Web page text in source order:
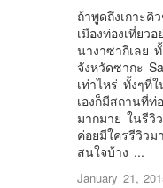
ถ้าพูดถึงเกาะคิ
เมืองท่องเที่ยว
นางาซากิเลย
จังหวัดซากะ
เท่าไหร่ ทั้งๆที่
เองก็มีสถานที่ท่
มากมาย ในรีวิ
ค่อยมีใครรีวิว
สนใจบ้าง ...
January 21,